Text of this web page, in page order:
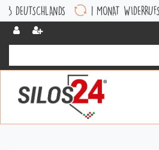
1 MONAT WIDERRUFSRECHT